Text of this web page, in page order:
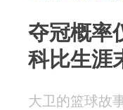
夺冠概率
科比生涯
大卫的篮球故